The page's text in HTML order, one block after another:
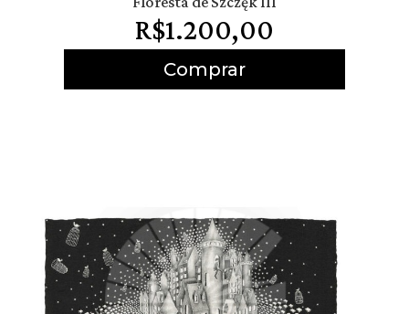
R$1.200,00
Comprar